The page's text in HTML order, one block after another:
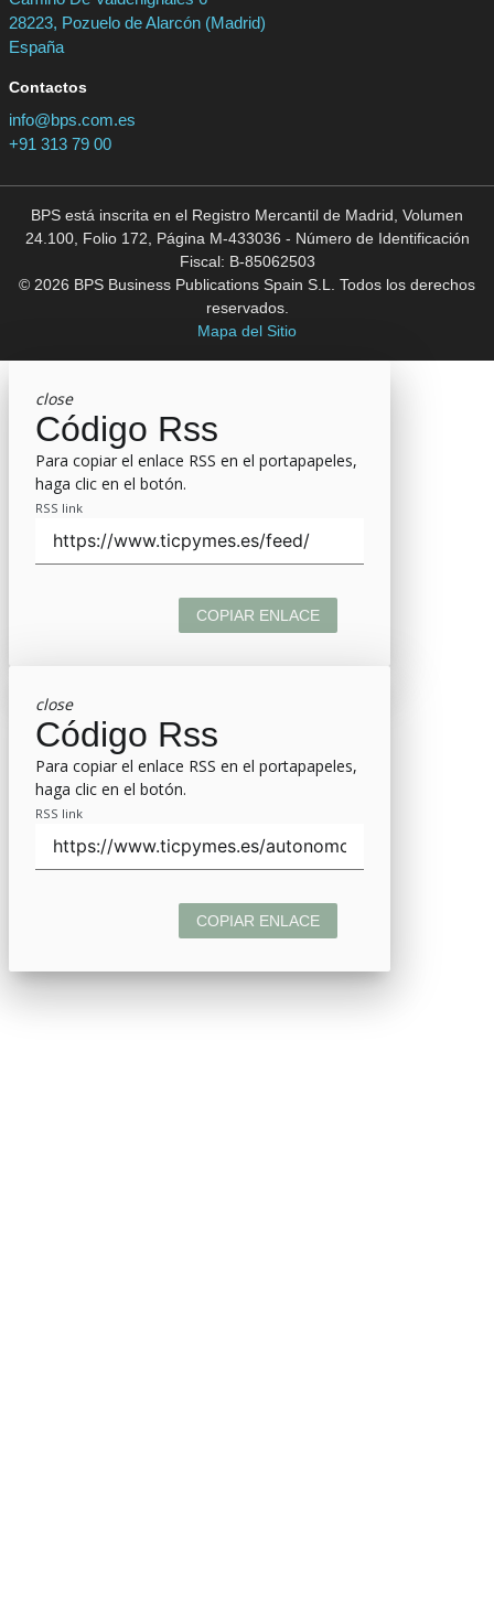
28223, Pozuelo de Alarcón (Madrid)
España
Contactos
info@bps.com.es
+91 313 79 00
BPS está inscrita en el Registro Mercantil de Madrid, Volumen
24.100, Folio 172, Página M-433036 - Número de Identificación
Fiscal: B-85062503
© 2026 BPS Business Publications Spain S.L. Todos los derechos
reservados.
Mapa del Sitio
close
Código Rss
Para copiar el enlace RSS en el portapapeles,
haga clic en el botón.
RSS link
COPIAR ENLACE
close
Código Rss
Para copiar el enlace RSS en el portapapeles,
haga clic en el botón.
RSS link
COPIAR ENLACE